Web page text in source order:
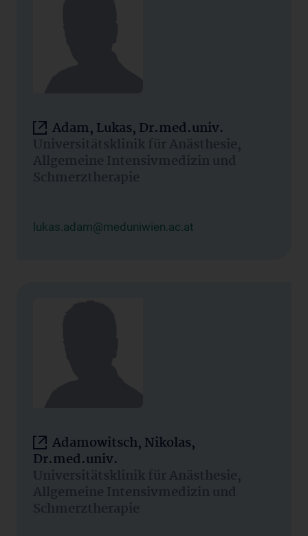
Adam, Lukas, Dr.med.univ.
Universitätsklinik für Anästhesie,
Allgemeine Intensivmedizin und
Schmerztherapie
lukas.adam@meduniwien.ac.at
Adamowitsch, Nikolas,
Dr.med.univ.
Universitätsklinik für Anästhesie,
Allgemeine Intensivmedizin und
Schmerztherapie